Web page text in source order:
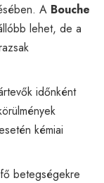
A Bouche
lehet, de a
időnként
kémiai
betegségekre